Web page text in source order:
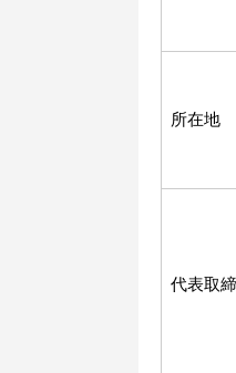
所在地
代表取